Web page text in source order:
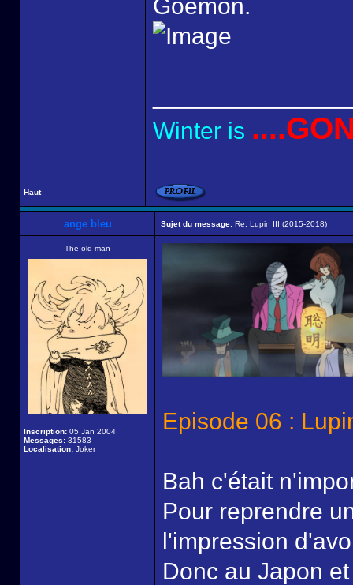
Goemon.
Winter is
Haut
ange bleu Sujet du message: Re: Lupin III (2015-2018)
The old man
Inscription: 05 Jan 2004
Messages: 31583
Localisation: Joker
Episode 06 :
Bah c'était
Pour reprendre
l'impression
Donc au Japon